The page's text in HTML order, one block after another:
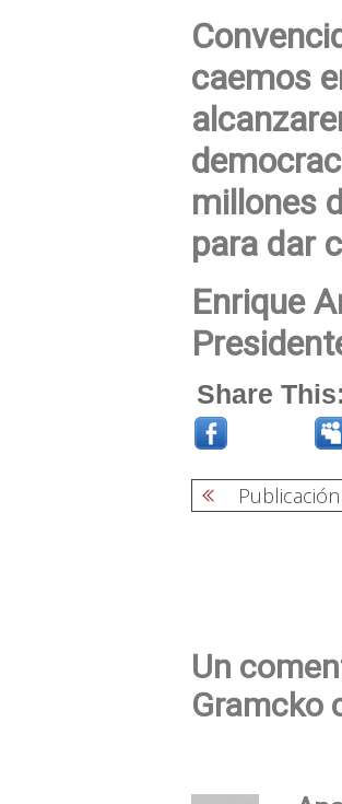
caemos
millones
para dar
Enrique
Share This:
Un
Gramcko